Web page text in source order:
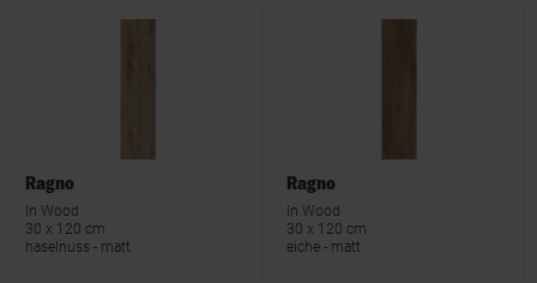
Ragno
In Wood
30 x 120 cm
haselnuss - matt
Ragno
In Wood
30 x 120 cm
eiche - matt